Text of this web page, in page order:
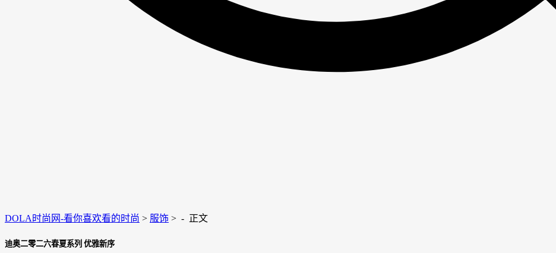
DOLA时尚网-看你喜欢看的时尚 > 服饰 > - 正文
迪奥二零二六春夏系列 优雅新序